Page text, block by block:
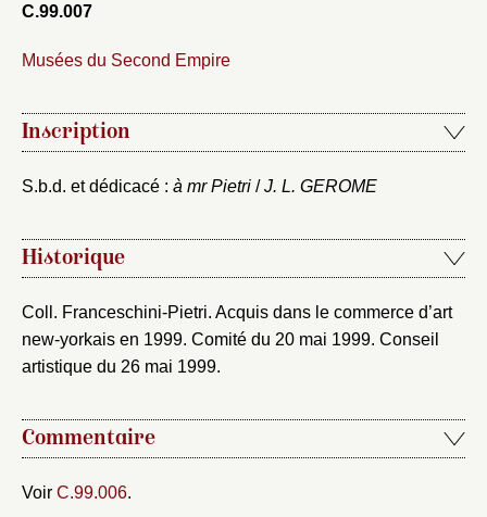
C.99.007
Musées du Second Empire
Inscription
S.b.d. et dédicacé : à mr Pietri /J. L. GEROME
Historique
Coll. Franceschini-Pietri. Acquis dans le commerce d’art
new-yorkais en 1999. Comité du 20 mai 1999. Conseil
artistique du 26 mai 1999.
Commentaire
Voir C.99.006.
Fermer
notice
Nom du dossier
Fermer
Courriel
Mot de passe